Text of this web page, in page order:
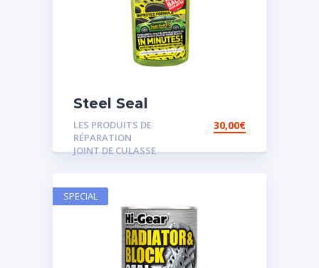
Steel Seal
LES PRODUITS DE
RÉPARATION
JOINT DE CULASSE
30,00€
SPECIAL